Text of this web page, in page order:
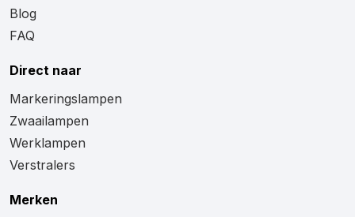
Blog
FAQ
Direct naar
Markeringslampen
Zwaailampen
Werklampen
Verstralers
Merken